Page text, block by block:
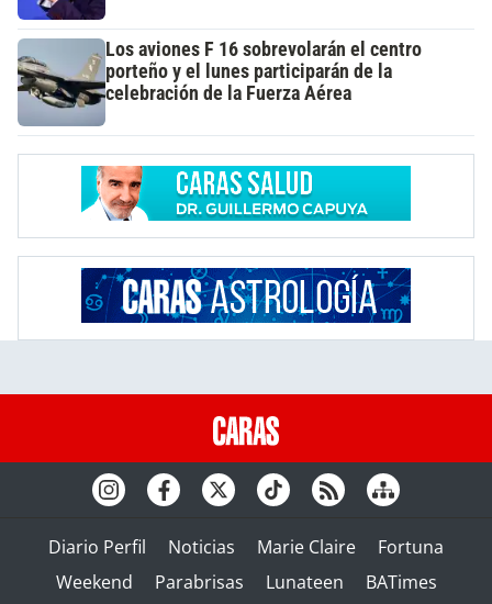
Los aviones F 16 sobrevolarán el centro
porteño y el lunes participarán de la
celebración de la Fuerza Aérea
Diario Perfil Noticias Marie Claire
Fortuna
Weekend
Parabrisas Lunateen BATimes